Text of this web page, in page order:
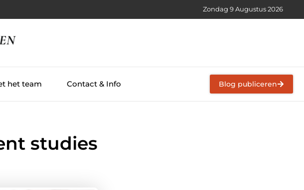
Zondag 9 Augustus 2026
het team Contact & Info Blog publiceren
studies